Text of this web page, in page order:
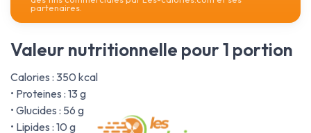
partenaires.
Valeur nutritionnelle pour 1 portion
Calories : 350 kcal
• Proteines : 13 g
• Glucides : 56 g
• Lipides : 10 g